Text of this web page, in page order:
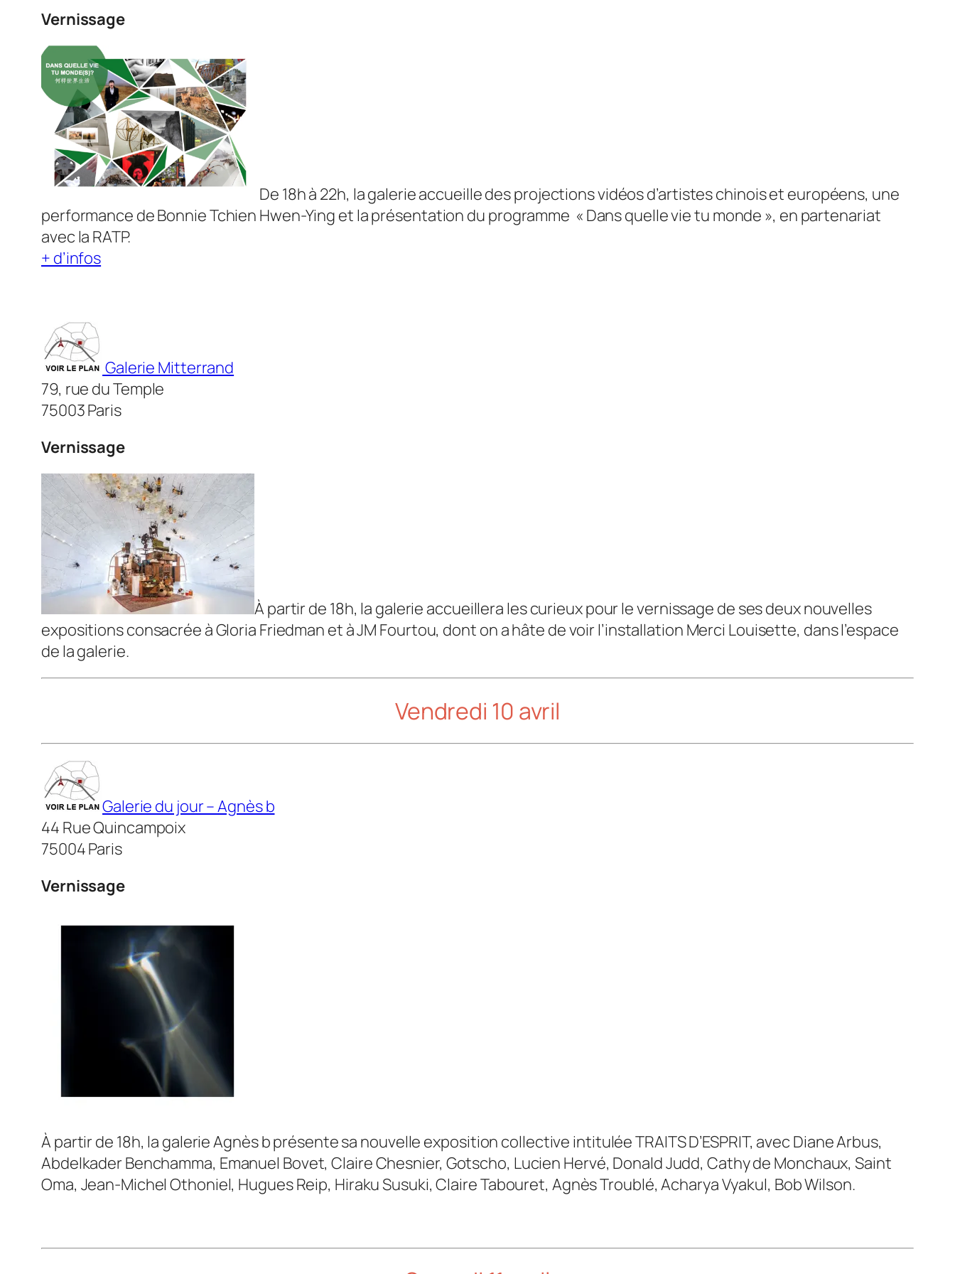
Vernissage
De 18h à 22h, la galerie accueille des projections vidéos d’artistes chinois et européens, une
performance de Bonnie Tchien Hwen-Ying et la présentation du programme « Dans quelle vie tu monde », en partenariat
avec la RATP.
+ d’infos
Galerie Mitterrand
79, rue du Temple
75003 Paris
Vernissage
À partir de 18h, la galerie accueillera les curieux pour le vernissage de ses deux nouvelles
expositions consacrée à Gloria Friedman et à JM Fourtou, dont on a hâte de voir l’installation Merci Louisette, dans l’espace
de la galerie.
Vendredi 10 avril
Galerie du jour – Agnès b
44 Rue Quincampoix
75004 Paris
Vernissage
À partir de 18h, la galerie Agnès b présente sa nouvelle exposition collective intitulée TRAITS D’ESPRIT, avec Diane Arbus,
Abdelkader Benchamma, Emanuel Bovet, Claire Chesnier, Gotscho, Lucien Hervé, Donald Judd, Cathy de Monchaux, Saint
Oma, Jean-Michel Othoniel, Hugues Reip, Hiraku Susuki, Claire Tabouret, Agnès Troublé, Acharya Vyakul, Bob Wilson.